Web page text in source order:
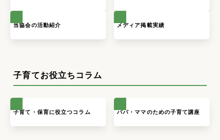
当協会の活動紹介 メディア掲載実績
子育てお役立ちコラム
子育て・保育に役立つコラム パパ・ママのための子育て講座